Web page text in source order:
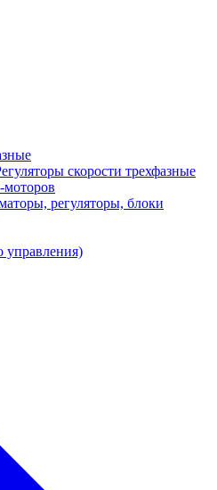
скорости трехфазные
моторов
регуляторы, блоки
управления)